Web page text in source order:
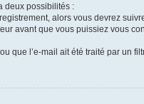
deux possibilités :
alors vous devrez
avant que vous puissiez vous
que l’e-mail ait été traité par un